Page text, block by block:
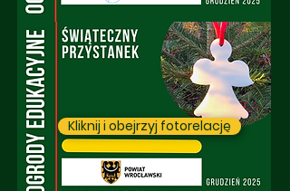
Kliknij i obejrzyj fotorelację